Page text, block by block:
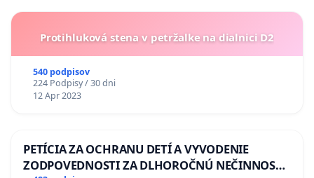
Protihluková stena v petržalke na dialnici D2
540 podpisov
224 Podpisy / 30 dni
12 Apr 2023
PETÍCIA ZA OCHRANU DETÍ A VYVODENIE
ZODPOVEDNOSTI ZA DLHOROČNÚ NEČINNOSŤ